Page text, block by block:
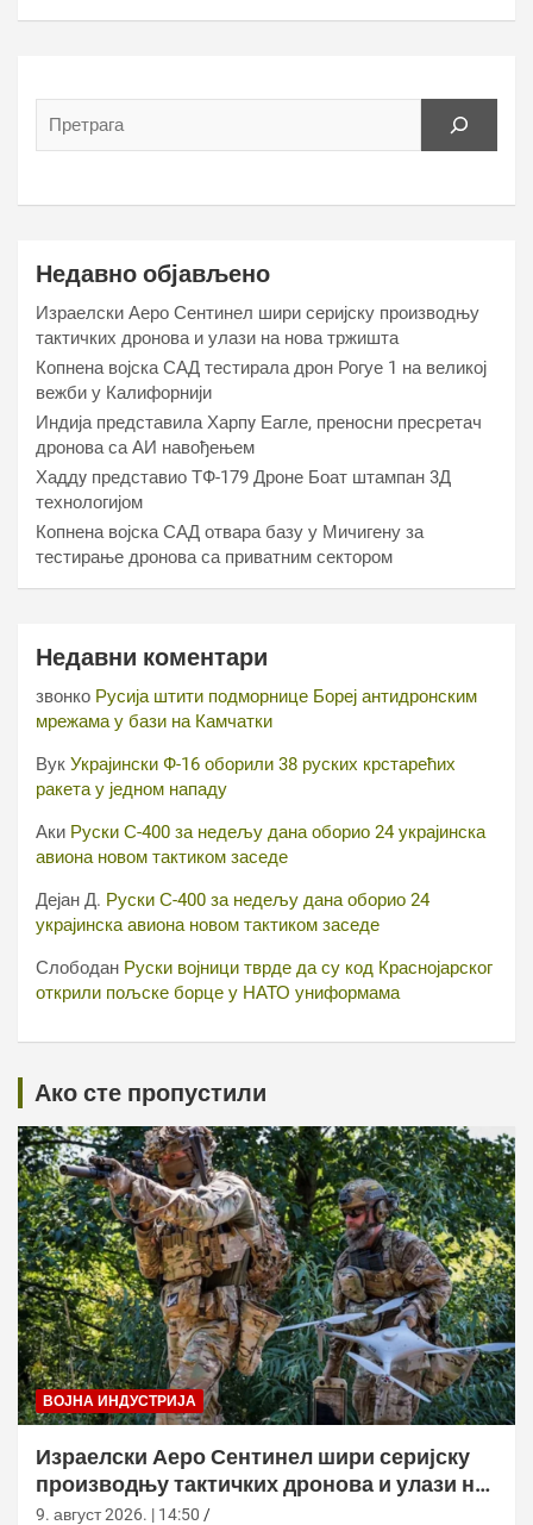
Недавно објављено
Израелски Аеро Сентинел шири серијску производњу
тактичких дронова и улази на нова тржишта
Копнена војска САД тестирала дрон Рогуе 1 на великој
вежби у Калифорнији
Индија представила Харпy Еагле, преносни пресретач
дронова са АИ навођењем
Хаддy представио ТФ-179 Дроне Боат штампан 3Д
технологијом
Копнена војска САД отвара базу у Мичигену за
тестирање дронова са приватним сектором
Недавни коментари
звонко Русија штити подморнице Бореј антидронским
мрежама у бази на Камчатки
Вук Украјински Ф-16 оборили 38 руских крстарећих
ракета у једном нападу
Аки Руски С-400 за недељу дана оборио 24 украјинска
авиона новом тактиком заседе
Дејан Д. Руски С-400 за недељу дана оборио 24
украјинска авиона новом тактиком заседе
Слободан Руски војници тврде да су код Краснојарског
открили пољске борце у НАТО униформама
Ако сте пропустили
ВОЈНА ИНДУСТРИЈА
Израелски Аеро Сентинел шири серијску
производњу тактичких дронова и улази на
нова тржишта
9. август 2026. | 14:50